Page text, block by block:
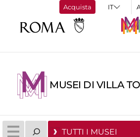
Acquista
MUSEI DI VILLA
TUTTI I MUSEI